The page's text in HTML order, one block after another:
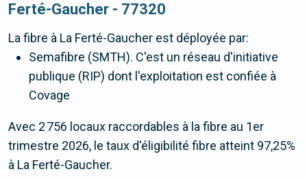
Ferté-Gaucher - 77320
La fibre à La Ferté-Gaucher est déployée par:
Semafibre (SMTH). C'est un réseau d'initiative
publique (RIP) dont l'exploitation est confiée à
Covage
Avec 2 756 locaux raccordables à la fibre au 1er
trimestre 2026, le taux d'éligibilité fibre atteint 97,25%
à La Ferté-Gaucher.